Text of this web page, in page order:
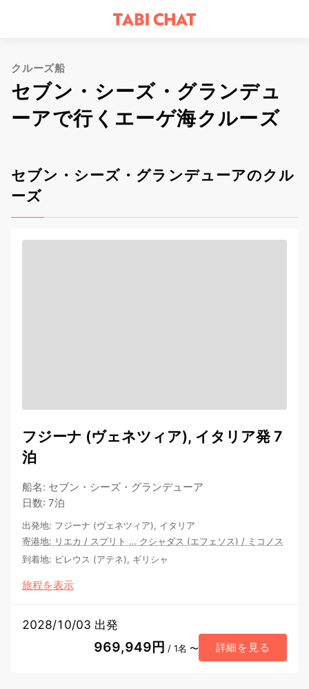
クルーズ船
セブン・シーズ・グランデュ
ーアで行くエーゲ海クルーズ
セブン・シーズ・グランデューアのクル
ーズ
フジーナ (ヴェネツィア), イタリア発 7
泊
船名: セブン・シーズ・グランデューア
日数: 7泊
出発地: フジーナ (ヴェネツィア), イタリア
寄港地: リエカ / スプリト … クシャダス (エフェソス) / ミコノス
到着地: ピレウス (アテネ), ギリシャ
旅程を表示
2028/10/03 出発
969,949円 / 1名 〜 詳細を見る